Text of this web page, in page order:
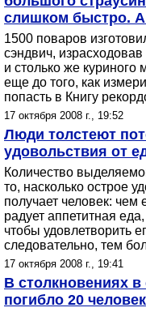
слишком быстро.
1500 поваров
сэндвич, израсходовав
и столько же куриного
еще до того, как
попасть в Книгу
17 октября 2008 г., 19:52
Люди толстеют
удовольствия от
Количество
то, насколько острое
получает человек:
радует аппетитная
чтобы удовлетворить
следовательно, тем
17 октября 2008 г., 19:41
В столкновениях в
погибло 20 человек